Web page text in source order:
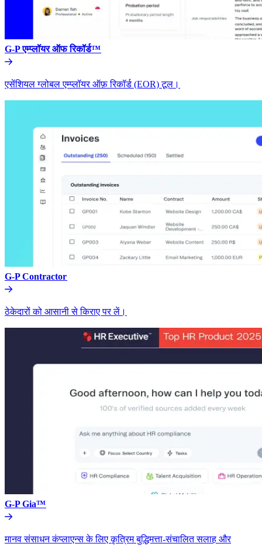
G-P एम्प्लॉयर ऑफ रिकॉर्ड™​​
एसेंशियल ग्लोबल एम्प्लॉयर ऑफ़ रिकॉर्ड (EOR) टूल।​​
G-P Contractor​​
ठेकेदारों को आसानी से किराए पर लें।​​
G-P Gia™​​
मानव संसाधन कंप्लाएन्स के लिए कृत्रिम बुद्धिमत्ता-संचालित सलाह और